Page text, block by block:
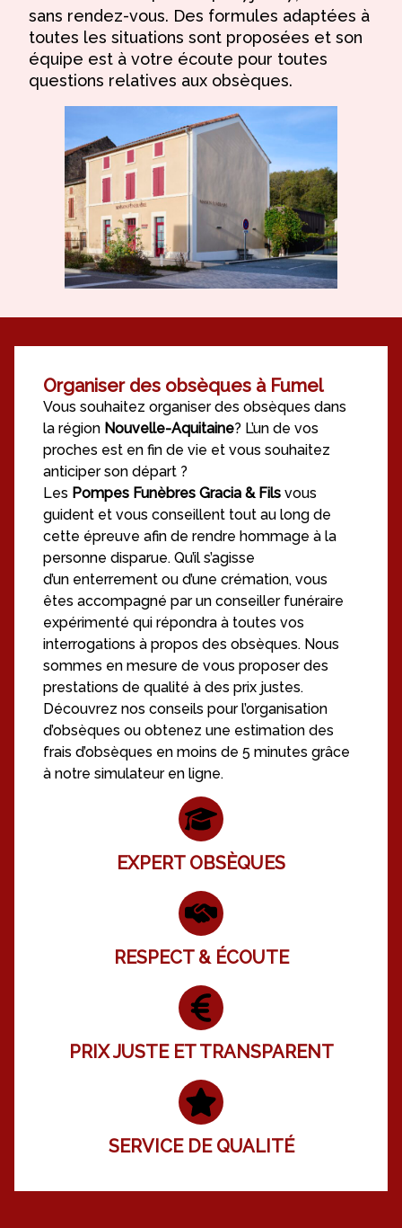
sans rendez-vous. Des formules adaptées à
toutes les situations sont proposées et son
équipe est à votre écoute pour toutes
questions relatives aux obsèques.
Organiser des obsèques à Fumel
Vous souhaitez organiser des obsèques dans
la région Nouvelle-Aquitaine? L’un de vos
proches est en fin de vie et vous souhaitez
anticiper son départ ?
Les Pompes Funèbres Gracia & Fils vous
guident et vous conseillent tout au long de
cette épreuve afin de rendre hommage à la
personne disparue. Qu’il s’agisse
d’un enterrement ou d’une crémation, vous
êtes accompagné par un conseiller funéraire
expérimenté qui répondra à toutes vos
interrogations à propos des obsèques. Nous
sommes en mesure de vous proposer des
prestations de qualité à des prix justes.
Découvrez nos conseils pour l’organisation
d’obsèques ou obtenez une estimation des
frais d’obsèques en moins de 5 minutes grâce
à notre simulateur en ligne.
EXPERT OBSÈQUES
RESPECT & ÉCOUTE
PRIX JUSTE ET TRANSPARENT
SERVICE DE QUALITÉ